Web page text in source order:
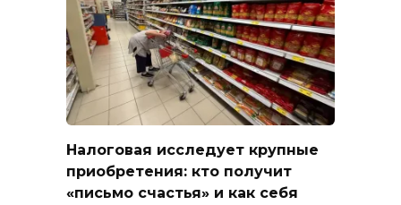
Налоговая исследует крупные
приобретения: кто получит
«письмо счастья» и как себя